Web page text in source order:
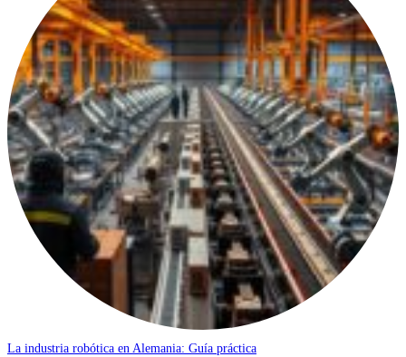
La industria robótica en Alemania: Guía práctica